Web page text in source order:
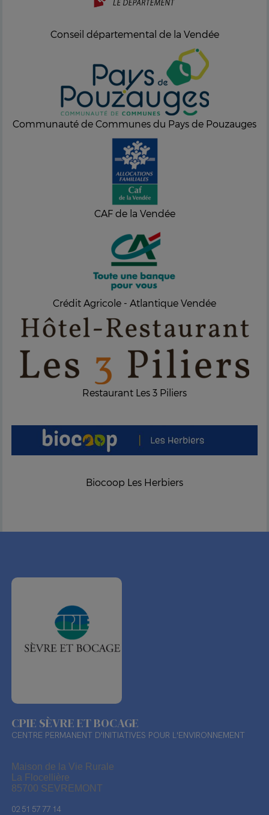
Conseil départemental de la Vendée
Communauté de Communes du Pays de Pouzauges
CAF de la Vendée
Crédit Agricole - Atlantique Vendée
Restaurant Les 3 Piliers
Biocoop Les Herbiers
CPIE SÈVRE ET BOCAGE
CENTRE PERMANENT D'INITIATIVES POUR L'ENVIRONNEMENT
Maison de la Vie Rurale
La Flocellière
85700 SEVREMONT
02 51 57 77 14